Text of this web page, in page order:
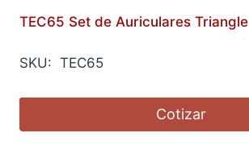
TEC65 Set de Auriculares Triangle
SKU: TEC65
Cotizar